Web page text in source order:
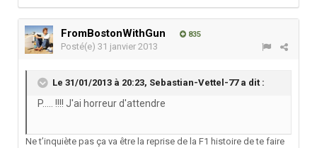
FromBostonWithGun 835
Posté(e) 31 janvier 2013
Le 31/01/2013 à 20:23, Sebastian-Vettel-77 a dit :
P..... !!!! J'ai horreur d'attendre
Ne t’inquiète pas ça va être la reprise de la F1 histoire de te faire